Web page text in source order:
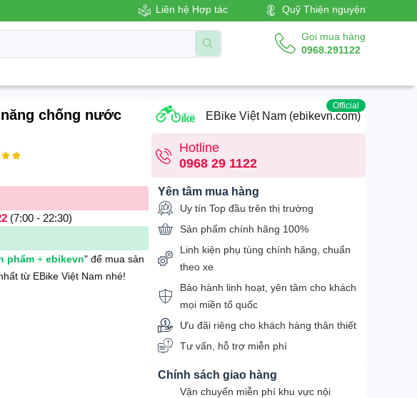
Liên hệ Hợp tác Quỹ Thiện nguyện
Gọi mua hàng
0968.291122
chống nước
 
(7:00 - 22:30)
phẩm + ebikevn" để mua sản
từ EBike Việt Nam nhé!
EBike Việt Nam (ebikevn.com)
Official
Hotline
0968 29 1122
Yên tâm mua hàng
Uy tín Top đầu trên thị trường
Sản phẩm chính hãng 100%
Linh kiện phụ tùng chính hãng, chuẩn
theo xe
Bảo hành linh hoạt, yên tâm cho khách
mọi miền tổ quốc
Ưu đãi riêng cho khách hàng thân thiết
Tư vấn, hỗ trợ miễn phí
Chính sách giao hàng
Vận chuyển miễn phí khu vực nội